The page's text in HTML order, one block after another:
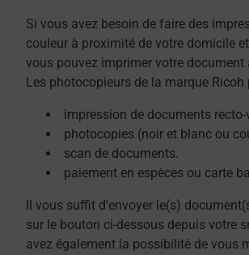
Si vous avez besoin de faire des
couleur à proximité de votre domicile
vous pouvez imprimer votre document
Les photocopieurs de la marque
impression de documents
photocopies (noir et blanc ou
scan de documents.
paiement en espèces ou carte
Il vous suffit d'envoyer le(s)
sur le bouton ci-dessous depuis votre
avez également la possibilité de vous